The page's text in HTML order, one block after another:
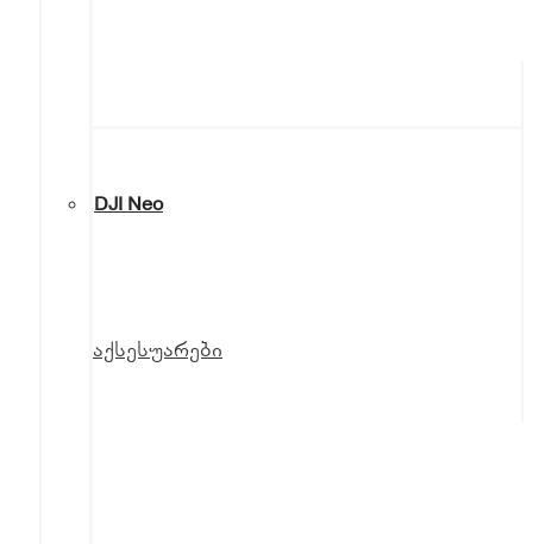
DJI Neo
აქსესუარები